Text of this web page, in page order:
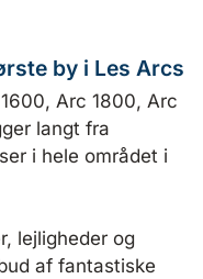
by i Les Arcs
Arc 1800, Arc
langt fra
i hele området i
lejligheder og
af fantastiske